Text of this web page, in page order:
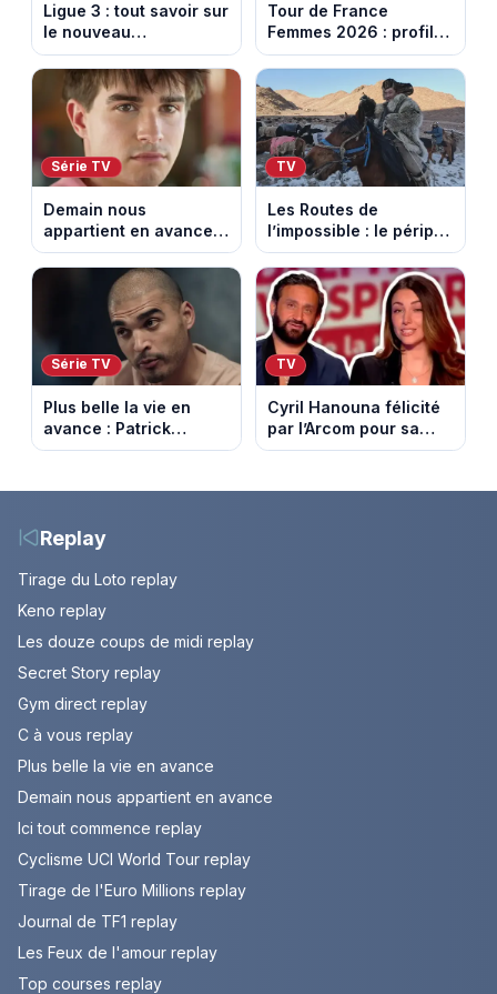
Ligue 3 : tout savoir sur
le nouveau
championnat qui
succède au National
Tour de France
Femmes 2026 : profil
et horaires de la 7e
étape entre La Voulte-
sur-Rhône et le Mont
Ventoux
Série TV
Demain nous
appartient en avance:
Samuel perd le
contrôle. Episode du 10
août 2026.
TV
Les Routes de
l’impossible : le périple
glacial d’une famille
nomade en Mongolie
Série TV
Plus belle la vie en
avance : Patrick
Nebout est-il mort ?
2026 (spoiler)
TV
Cyril Hanouna félicité
par l’Arcom pour sa
maîtrise de l’antenne
Delphine Wespiser sur
Replay
Tirage du Loto replay
Keno replay
Les douze coups de midi replay
Secret Story replay
Gym direct replay
C à vous replay
Plus belle la vie en avance
Demain nous appartient en avance
Ici tout commence replay
Cyclisme UCI World Tour replay
Tirage de l'Euro Millions replay
Journal de TF1 replay
Les Feux de l'amour replay
Top courses replay